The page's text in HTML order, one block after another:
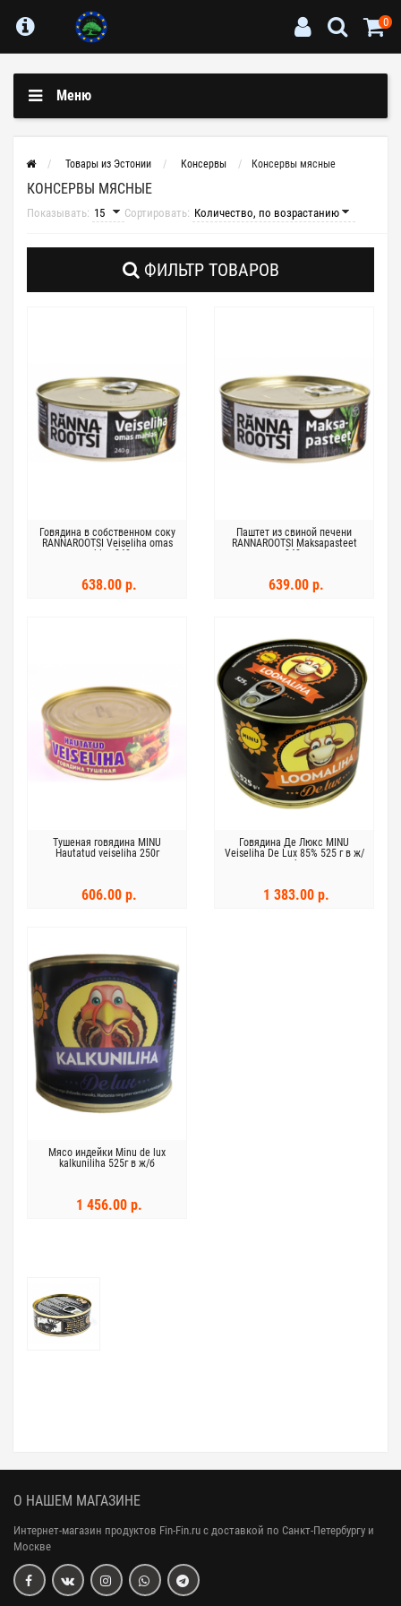
0
Меню
Товары из Эстонии Консервы Консервы мясные
КОНСЕРВЫ МЯСНЫЕ
Показывать: Сортировать:
ФИЛЬТР ТОВАРОВ
Говядина в собственном соку
RANNAROOTSI Veiseliha omas
mahlas 240г
638.00 р.
Паштет из свиной печени
RANNAROOTSI Maksapasteet
240г
639.00 р.
Тушеная говядина MINU
Hautatud veiseliha 250г
606.00 р.
Говядина Де Люкс MINU
Veiseliha De Lux 85% 525 г в ж/
б
1 383.00 р.
Мясо индейки Minu de lux
kalkuniliha 525г в ж/б
1 456.00 р.
О НАШЕМ МАГАЗИНЕ
Интернет-магазин продуктов Fin-Fin.ru с доставкой по Санкт-Петербургу и
Москве